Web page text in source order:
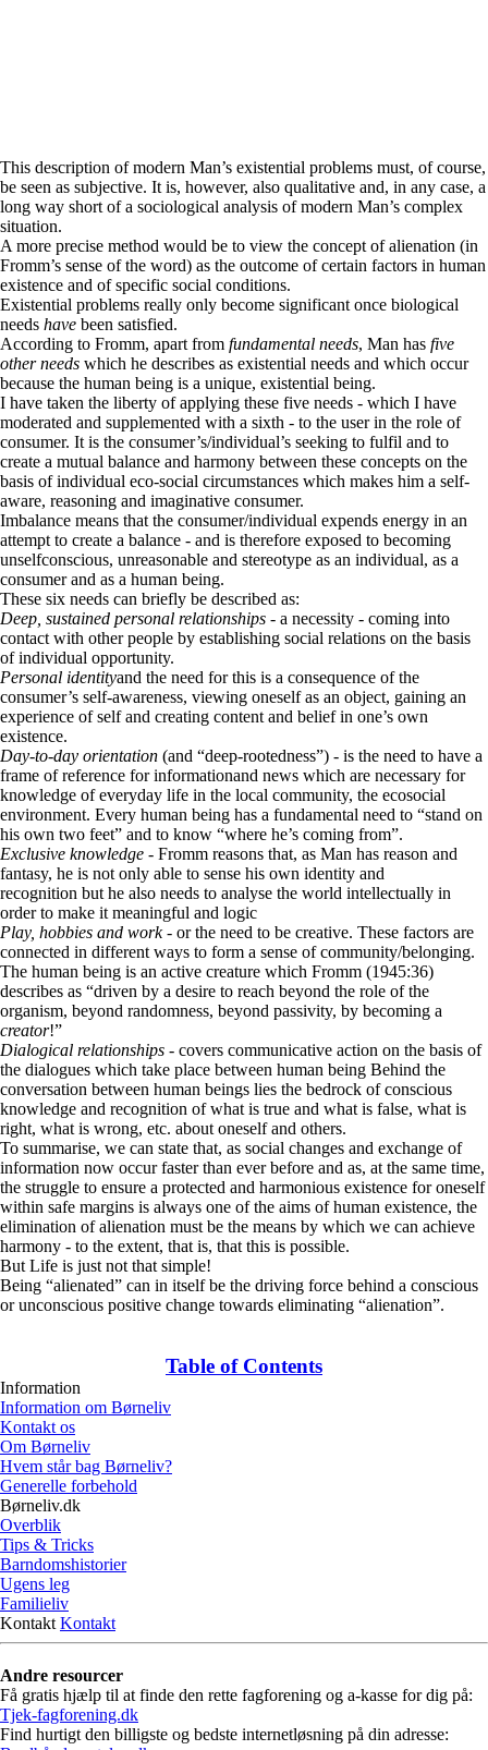
This description of modern Man’s existential problems must, of course,
be seen as subjective. It is, however, also qualitative and, in any case, a
long way short of a sociological analysis of modern Man’s complex
situation.
A more precise method would be to view the concept of alienation (in
Fromm’s sense of the word) as the outcome of certain factors in human
existence and of specific social conditions.
Existential problems really only become significant once biological
needs have been satisfied.
According to Fromm, apart from fundamental needs, Man has five
other needs which he describes as existential needs and which occur
because the human being is a unique, existential being.
I have taken the liberty of applying these five needs - which I have
moderated and supplemented with a sixth - to the user in the role of
consumer. It is the consumer’s/individual’s seeking to fulfil and to
create a mutual balance and harmony between these concepts on the
basis of individual eco-social circumstances which makes him a self-
aware, reasoning and imaginative consumer.
Imbalance means that the consumer/individual expends energy in an
attempt to create a balance - and is therefore exposed to becoming
unselfconscious, unreasonable and stereotype as an individual, as a
consumer and as a human being.
These six needs can briefly be described as:
Deep, sustained personal relationships - a necessity - coming into
contact with other people by establishing social relations on the basis
of individual opportunity.
Personal identityand the need for this is a consequence of the
consumer’s self-awareness, viewing oneself as an object, gaining an
experience of self and creating content and belief in one’s own
existence.
Day-to-day orientation (and “deep-rootedness”) - is the need to have a
frame of reference for informationand news which are necessary for
knowledge of everyday life in the local community, the ecosocial
environment. Every human being has a fundamental need to “stand on
his own two feet” and to know “where he’s coming from”.
Exclusive knowledge - Fromm reasons that, as Man has reason and
fantasy, he is not only able to sense his own identity and
recognition but he also needs to analyse the world intellectually in
order to make it meaningful and logic
Play, hobbies and work- or the need to be creative. These factors are
connected in different ways to form a sense of community/belonging.
The human being is an active creature which Fromm (1945:36)
describes as “driven by a desire to reach beyond the role of the
organism, beyond randomness, beyond passivity, by becoming a
creator!”
Dialogical relationships - covers communicative action on the basis of
the dialogues which take place between human being Behind the
conversation between human beings lies the bedrock of conscious
knowledge and recognition of what is true and what is false, what is
right, what is wrong, etc. about oneself and others.
To summarise, we can state that, as social changes and exchange of
information now occur faster than ever before and as, at the same time,
the struggle to ensure a protected and harmonious existence for oneself
within safe margins is always one of the aims of human existence, the
elimination of alienation must be the means by which we can achieve
harmony - to the extent, that is, that this is possible.
But Life is just not that simple!
Being “alienated” can in itself be the driving force behind a conscious
or unconscious positive change towards eliminating “alienation”.
Table of Contents
Information
Information om Børneliv
Kontakt os
Om Børneliv
Hvem står bag Børneliv?
Generelle forbehold
Børneliv.dk
Overblik
Tips & Tricks
Barndomshistorier
Ugens leg
Familieliv
Kontakt Kontakt
Andre resourcer
Få gratis hjælp til at finde den rette fagforening og a-kasse for dig på:
Tjek-fagforening.dk
Find hurtigt den billigste og bedste internetløsning på din adresse: